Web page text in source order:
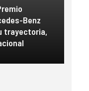
Benz
trayectoria,